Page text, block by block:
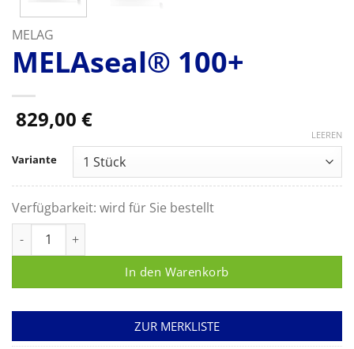
MELAG
MELAseal® 100+
829,00 €
Variante
LEEREN
Verfügbarkeit: wird für Sie bestellt
MELAseal® 100+ Menge
In den Warenkorb
ZUR MERKLISTE